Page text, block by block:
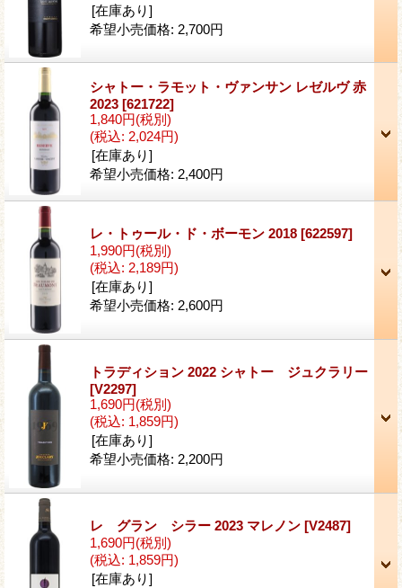
[在庫あり]
希望小売価格: 2,700円
シャトー・ラモット・ヴァンサン レゼルヴ 赤
2023 [621722]
1,840円(税別)
(税込: 2,024円)
[在庫あり]
希望小売価格: 2,400円
レ・トゥール・ド・ボーモン 2018 [622597]
1,990円(税別)
(税込: 2,189円)
[在庫あり]
希望小売価格: 2,600円
トラディション 2022 シャトー ジュクラリー
[V2297]
1,690円(税別)
(税込: 1,859円)
[在庫あり]
希望小売価格: 2,200円
レ グラン シラー 2023 マレノン [V2487]
1,690円(税別)
(税込: 1,859円)
[在庫あり]